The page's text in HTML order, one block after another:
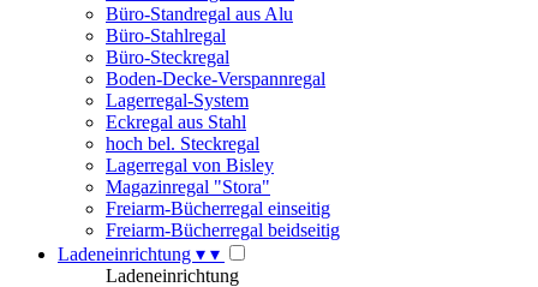
Büro-Standregal aus Alu
Büro-Stahlregal
Büro-Steckregal
Boden-Decke-Verspannregal
Lagerregal-System
Eckregal aus Stahl
hoch bel. Steckregal
Lagerregal von Bisley
Magazinregal "Stora"
Freiarm-Bücherregal einseitig
Freiarm-Bücherregal beidseitig
Ladeneinrichtung ▾ ▾
Ladeneinrichtung